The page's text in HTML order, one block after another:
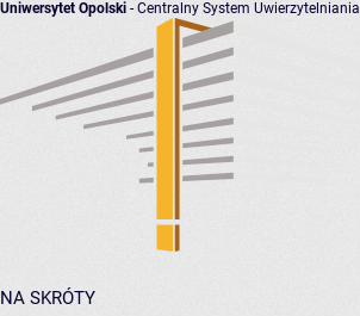
Uniwersytet Opolski - Centralny System Uwierzytelniania
NA SKRÓTY